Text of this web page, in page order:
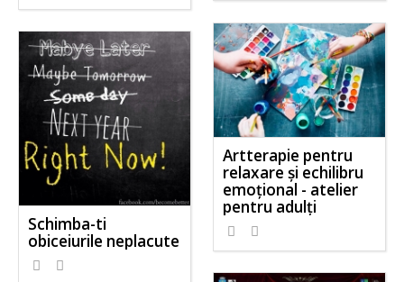
Artterapie pentru
relaxare şi echilibru
emoţional - atelier
pentru adulţi
Schimba-ti
obiceiurile neplacute